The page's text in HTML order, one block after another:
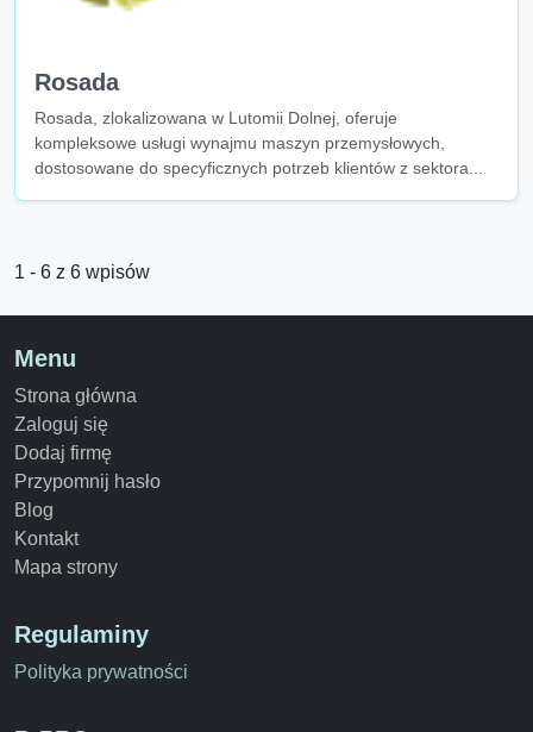
Rosada
Rosada, zlokalizowana w Lutomii Dolnej, oferuje
kompleksowe usługi wynajmu maszyn przemysłowych,
dostosowane do specyficznych potrzeb klientów z sektora...
1 - 6 z 6 wpisów
Menu
Strona główna
Zaloguj się
Dodaj firmę
Przypomnij hasło
Blog
Kontakt
Mapa strony
Regulaminy
Polityka prywatności